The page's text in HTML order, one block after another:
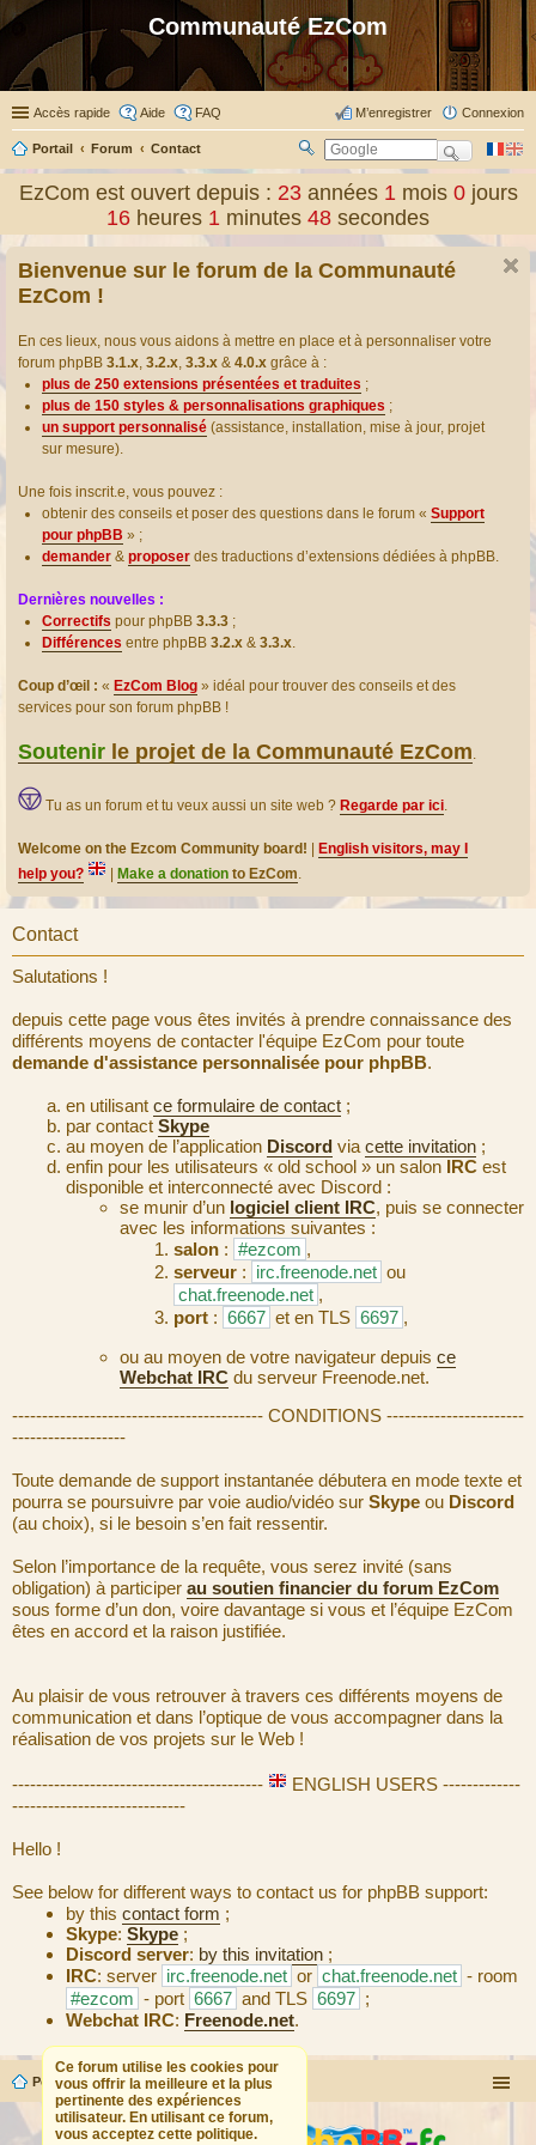
Communauté EzCom
Accès rapide Aide FAQ Connexion
M’enregistrer
Portail Forum Contact
ec
er
EzCom est ouvert depuis : 23 années1 mois0 jours
16 heures 1 minutes 48 secondes
Bienvenue sur le forum de la Communauté
EzCom !
En ces lieux, nous vous aidons à mettre en place et à personnaliser votre
forum phpBB 3.1.x, 3.2.x, 3.3.x & 4.0.x grâce à :
plus de 250 extensions présentées et traduites ;
plus de 150 styles & personnalisations graphiques ;
un support personnalisé (assistance, installation, mise à jour, projet
sur mesure).
Une fois inscrit.e, vous pouvez :
obtenir des conseils et poser des questions dans le forum « Support
pour phpBB » ;
demander & proposer des traductions d’extensions dédiées à phpBB.
Dernières nouvelles :
Correctifs pour phpBB 3.3.3 ;
Différences entre phpBB 3.2.x & 3.3.x.
Coup d’œil : « EzCom Blog » idéal pour trouver des conseils et des
services pour son forum phpBB !
Soutenir le projet de la Communauté EzCom.
Tu as un forum et tu veux aussi un site web ? Regarde par ici.
Welcome on the Ezcom Community board!
English visitors, may I
help you?
Make a donation to EzCom.
Contact
Salutations !
depuis cette page vous êtes invités à prendre connaissance des
différents moyens de contacter l'équipe EzCom pour toute
demande d'assistance personnalisée pour phpBB.
en utilisant ce formulaire de contact ;
par contact Skype
au moyen de l’application Discord via cette invitation ;
enfin pour les utilisateurs « old school » un salon IRC est
disponible et interconnecté avec Discord :
se munir d’un logiciel client IRC, puis se connecter
avec les informations suivantes :
salon : #ezcom ,
serveur : irc.freenode.net ou
chat.freenode.net ,
port : 6667 et en TLS 6697 ,
ou au moyen de votre navigateur depuis ce
Webchat IRC du serveur Freenode.net.
------------------------------------------ CONDITIONS -----------------------
-------------------
Toute demande de support instantanée débutera en mode texte et
pourra se poursuivre par voie audio/vidéo sur Skype ou Discord
(au choix), si le besoin s’en fait ressentir.
Selon l’importance de la requête, vous serez invité (sans
obligation) à participer au soutien financier du forum EzCom
sous forme d’un don, voire davantage si vous et l’équipe EzCom
êtes en accord et la raison justifiée.
Au plaisir de vous retrouver à travers ces différents moyens de
communication et dans l’optique de vous accompagner dans la
réalisation de vos projets sur le Web !
------------------------------------------
ENGLISH USERS -------------
-----------------------------
Hello !
See below for different ways to contact us for phpBB support:
by this contact form ;
Skype: Skype ;
Discord server: by this invitation ;
IRC: server irc.freenode.net or chat.freenode.net - room
#ezcom - port 6667 and TLS 6697 ;
Webchat IRC: Freenode.net.
Ce forum utilise les cookies pour
vous offrir la meilleure et la plus
pertinente des expériences
utilisateur. En utilisant ce forum,
vous acceptez cette politique.
Portail Forum